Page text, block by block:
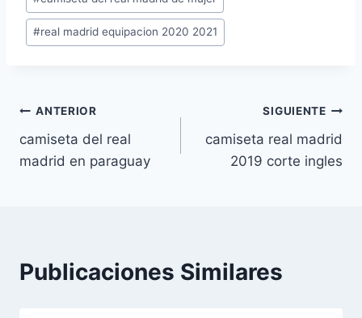
entrada:
#real madrid equipacion 2020 2021
Navegación
de
ANTERIOR
camiseta del real
madrid en paraguay
SIGUIENTE
camiseta real madrid
2019 corte ingles
Publicaciones Similares